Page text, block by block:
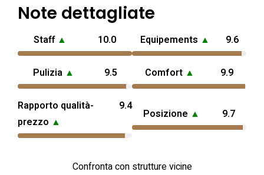
dell'Adriatico e itinerari culturali verso città d'interesse
come Matera. Per chi cerca un soggiorno che combini
esplorazione quotidiana e relax serale, i trulli a Martina
Franca offrono una base tranquilla e ben collegata, ideale
per scoprire vini, cucina locale e i paesaggi calcarei della
regione.
Note dettagliate
Staff ▲ 10.0 Equipements ▲ 9.6
Pulizia ▲ 9.5 Comfort ▲ 9.9
Rapporto qualità-
prezzo ▲
9.4
Posizione ▲ 9.7
Confronta con strutture vicine